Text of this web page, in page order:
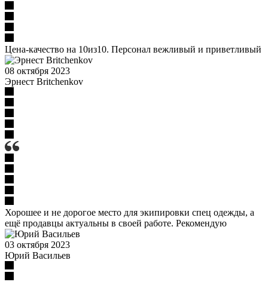
Цена-качество на 10из10. Персонал вежливый и приветливый
08 октября 2023
Эрнест Britchenkov
Хорошее и не дорогое место для экипировки спец одежды, а
ещё продавцы актуальны в своей работе. Рекомендую
03 октября 2023
Юрий Васильев